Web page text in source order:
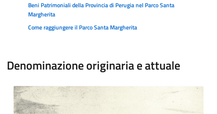
Beni Patrimoniali della Provincia di Perugia nel Parco Santa
Margherita
Come raggiungere il Parco Santa Margherita
Denominazione originaria e attuale